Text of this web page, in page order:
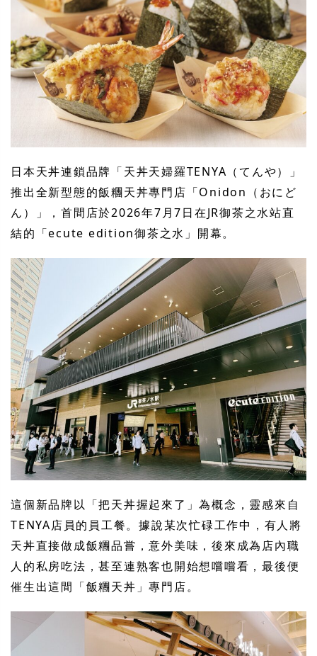
日本天丼連鎖品牌「天丼天婦羅TENYA（てんや）」
推出全新型態的飯糰天丼專門店「Onidon（おにど
ん）」，首間店於2026年7月7日在JR御茶之水站直
結的「ecute edition御茶之水」開幕。
這個新品牌以「把天丼握起來了」為概念，靈感來自
TENYA店員的員工餐。據說某次忙碌工作中，有人將
天丼直接做成飯糰品嘗，意外美味，後來成為店內職
人的私房吃法，甚至連熟客也開始想嚐嚐看，最後便
催生出這間「飯糰天丼」專門店。